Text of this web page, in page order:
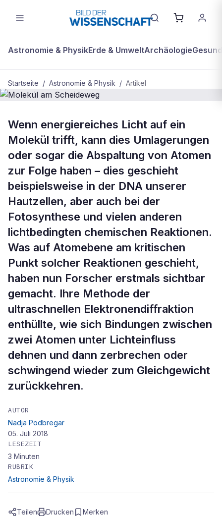
Astronomie & PhysikErde & UmweltArchäologie
Startseite / Astronomie & Physik / Artikel
Molekül am Scheideweg
Wenn energiereiches Licht auf ein
Molekül trifft, kann dies Umlagerungen
oder sogar die Abspaltung von Atomen
zur Folge haben – dies geschieht
beispielsweise in der DNA unserer
Hautzellen, aber auch bei der
Fotosynthese und vielen anderen
lichtbedingten chemischen Reaktionen.
Was auf Atomebene am kritischen
Punkt solcher Reaktionen geschieht,
haben nun Forscher erstmals sichtbar
gemacht. Ihre Methode der
ultraschnellen Elektronendiffraktion
enthüllte, wie sich Bindungen zwischen
zwei Atomen unter Lichteinfluss
dehnen und dann zerbrechen oder
schwingend wieder zum Gleichgewicht
zurückkehren.
AUTOR
Nadja Podbregar
05. Juli 2018
LESEZEIT
3 Minuten
RUBRIK
Astronomie & Physik
Teilen Drucken Merken